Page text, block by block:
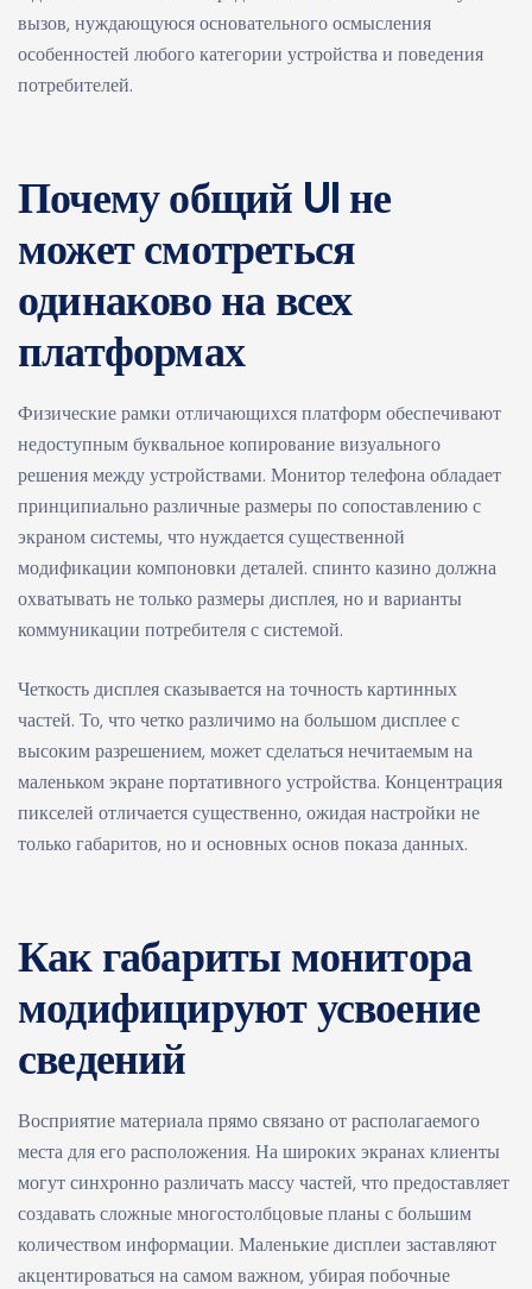
вызов, нуждающуюся основательного осмысления
особенностей любого категории устройства и поведения
потребителей.
Почему общий UI не
может смотреться
одинаково на всех
платформах
Физические рамки отличающихся платформ обеспечивают
недоступным буквальное копирование визуального
решения между устройствами. Монитор телефона обладает
принципиально различные размеры по сопоставлению с
экраном системы, что нуждается существенной
модификации компоновки деталей. спинто казино должна
охватывать не только размеры дисплея, но и варианты
коммуникации потребителя с системой.
Четкость дисплея сказывается на точность картинных
частей. То, что четко различимо на большом дисплее с
высоким разрешением, может сделаться нечитаемым на
маленьком экране портативного устройства. Концентрация
пикселей отличается существенно, ожидая настройки не
только габаритов, но и основных основ показа данных.
Как габариты монитора
модифицируют усвоение
сведений
Восприятие материала прямо связано от располагаемого
места для его расположения. На широких экранах клиенты
могут синхронно различать массу частей, что предоставляет
создавать сложные многостолбцовые планы с большим
количеством информации. Маленькие дисплеи заставляют
акцентироваться на самом важном, убирая побочные